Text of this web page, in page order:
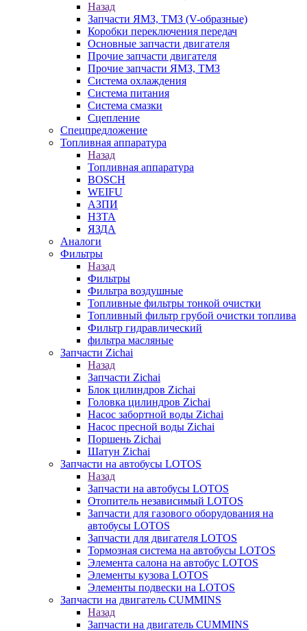
Назад
Запчасти ЯМЗ, ТМЗ (V-образные)
Коробки переключения передач
Основные запчасти двигателя
Прочие запчасти двигателя
Прочие запчасти ЯМЗ, ТМЗ
Система охлаждения
Система питания
Система смазки
Сцепление
Спецпредложение
Топливная аппаратура
Назад
Топливная аппаратура
BOSCH
WEIFU
АЗПИ
НЗТА
ЯЗДА
Аналоги
Фильтры
Назад
Фильтры
Фильтра воздушные
Топливные фильтры тонкой очистки
Топливный фильтр грубой очистки топлива
Фильтр гидравлический
фильтра масляные
Запчасти Zichai
Назад
Запчасти Zichai
Блок цилиндров Zichai
Головка цилиндров Zichai
Насос забортной воды Zichai
Насос пресной воды Zichai
Поршень Zichai
Шатун Zichai
Запчасти на автобусы LOTOS
Назад
Запчасти на автобусы LOTOS
Отопитель независимый LOTOS
Запчасти для газового оборудования на
автобусы LOTOS
Запчасти для двигателя LOTOS
Тормозная система на автобусы LOTOS
Элемента салона на автобус LOTOS
Элементы кузова LOTOS
Элементы подвески на LOTOS
Запчасти на двигатель CUMMINS
Назад
Запчасти на двигатель CUMMINS